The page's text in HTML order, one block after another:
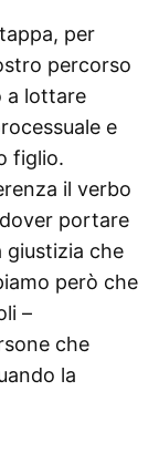
per
percorso
a lottare
e
figlio.
il verbo
dover portare
giustizia che
però che
–
che
la